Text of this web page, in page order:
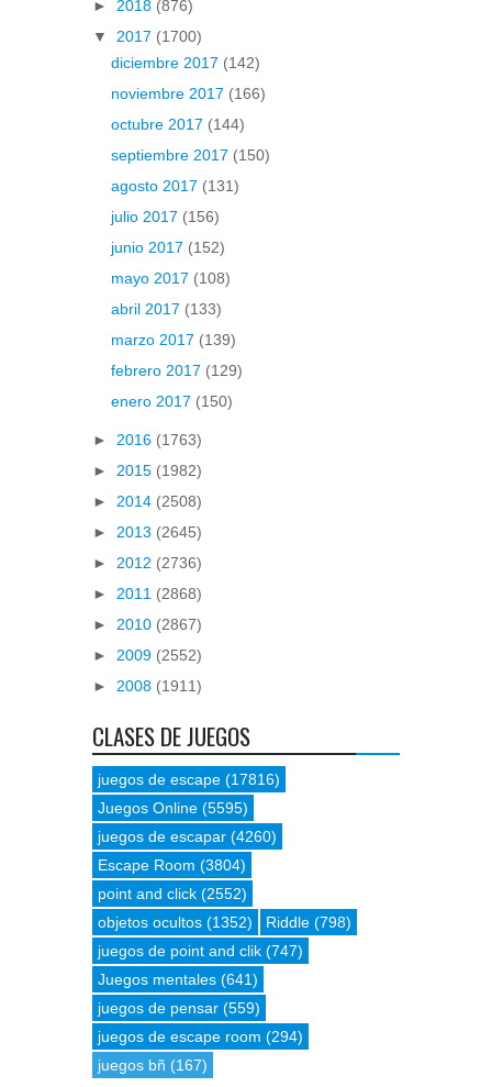
► 2018 (876)
▼ 2017 (1700)
diciembre 2017 (142)
noviembre 2017 (166)
octubre 2017 (144)
septiembre 2017 (150)
agosto 2017 (131)
julio 2017 (156)
junio 2017 (152)
mayo 2017 (108)
abril 2017 (133)
marzo 2017 (139)
febrero 2017 (129)
enero 2017 (150)
► 2016 (1763)
► 2015 (1982)
► 2014 (2508)
► 2013 (2645)
► 2012 (2736)
► 2011 (2868)
► 2010 (2867)
► 2009 (2552)
► 2008 (1911)
CLASES DE JUEGOS
juegos de escape (17816)
Juegos Online (5595)
juegos de escapar (4260)
Escape Room (3804)
point and click (2552)
objetos ocultos (1352) Riddle (798)
juegos de point and clik (747)
Juegos mentales (641)
juegos de pensar (559)
juegos de escape room (294)
juegos bñ (167)